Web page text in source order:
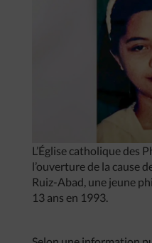
L’Église catholique des
l’ouverture de la cause
Ruiz-Abad, une jeune
13 ans en 1993.